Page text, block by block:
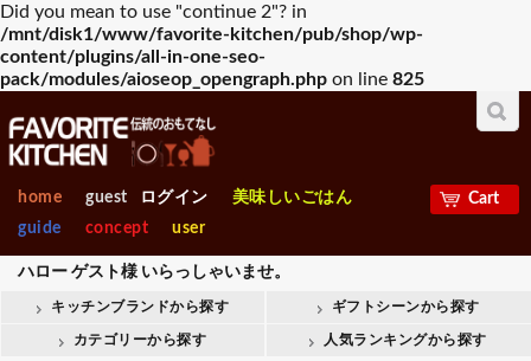
Did you mean to use "continue 2"? in
/mnt/disk1/www/favorite-kitchen/pub/shop/wp-
content/plugins/all-in-one-seo-
pack/modules/aioseop_opengraph.php on line 825
home guest ログイン
美味しいごはん
guide
concept user
ハロー ゲスト様いらっしゃいませ。
Cart
キッチンブランドから探す ギフトシーンから探す
カテゴリーから探す 人気ランキングから探す
VETRI DELLE VENEZIE
Chelf＆Sommelier Libbey
Bormioli Luigi
賀寿祝おすすめギフト
お見舞いおすすめギフト 新築内祝おすすめギフト
出産【内祝い】おすすめギ
入園・入学【内祝】おすす
めギフト
フト
容器類
製菓・ベ-カ-リー
整理＆店舗用品 ギフト
フライパン・鍋人
気ランキング
気ランニング
製菓・ベ-カリ-用品
整理＆店舗用品人
気ランキング
ンキング
カナダ製
メキシコ製
タイ製
フィンランド製